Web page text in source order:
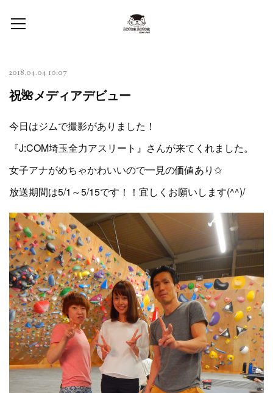
2018.04.04 10:07
祝🌺メディアデビュー
今日はジムで撮影がありました！
『J:COM埼玉全力アスリート』さんが来てくれました。
女子アナがめちゃかわいいので一見の価値あり✩
放送期間は5/1～5/15です！！宜しくお願いします(^^)/